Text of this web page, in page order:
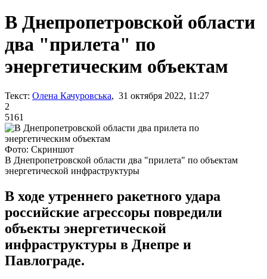
В Днепропетровской области
два "прилета" по
энергетическим объектам
Текст: Олена Качуровська, 31 октября 2022, 11:27
2
5161
Фото: Скриншот
В Днепропетровской области два "прилета" по объектам
энергетической инфраструктуры
В ходе утреннего ракетного удара
российские агрессоры повредили
объекты энергетической
инфраструктуры в Днепре и
Павлограде.